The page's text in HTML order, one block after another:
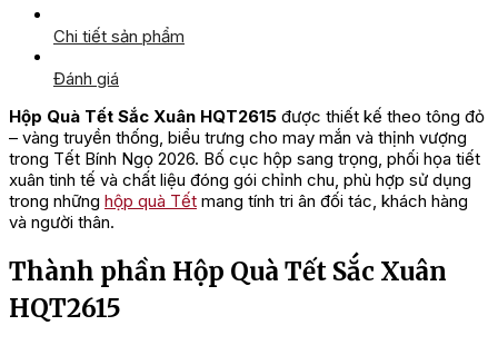
Chi tiết sản phẩm
Đánh giá
Hộp Quà Tết Sắc Xuân HQT2615 được thiết kế theo tông đỏ
– vàng truyền thống, biểu trưng cho may mắn và thịnh vượng
trong Tết Bính Ngọ 2026. Bố cục hộp sang trọng, phối họa tiết
xuân tinh tế và chất liệu đóng gói chỉnh chu, phù hợp sử dụng
trong những hộp quà Tết mang tính tri ân đối tác, khách hàng
và người thân.
Thành phần Hộp Quà Tết Sắc Xuân
HQT2615